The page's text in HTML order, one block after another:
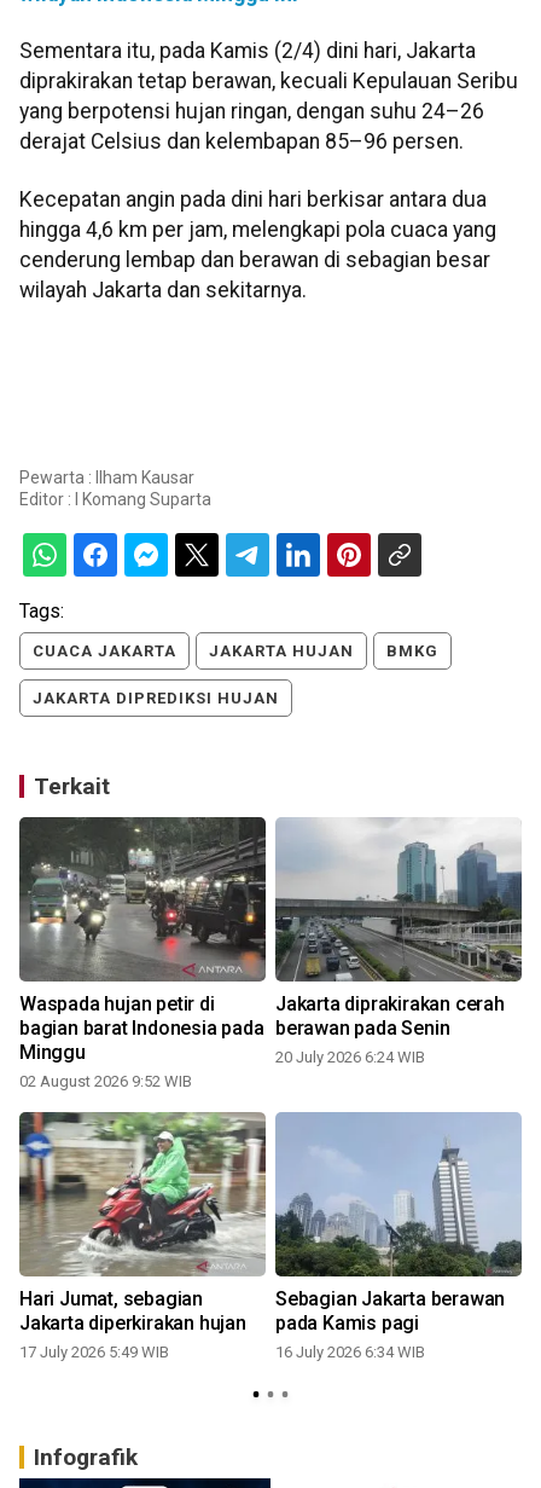
Sementara itu, pada Kamis (2/4) dini hari, Jakarta
diprakirakan tetap berawan, kecuali Kepulauan Seribu
yang berpotensi hujan ringan, dengan suhu 24–26
derajat Celsius dan kelembapan 85–96 persen.
Kecepatan angin pada dini hari berkisar antara dua
hingga 4,6 km per jam, melengkapi pola cuaca yang
cenderung lembap dan berawan di sebagian besar
wilayah Jakarta dan sekitarnya.
Pewarta : Ilham Kausar
Editor :
I Komang Suparta
Tags:
CUACA JAKARTA JAKARTA HUJAN BMKG
JAKARTA DIPREDIKSI HUJAN
Terkait
Waspada hujan petir di
bagian barat Indonesia pada
Minggu
02 August 2026 9:52 WIB
Jakarta diprakirakan cerah
berawan pada Senin
20 July 2026 6:24 WIB
Hari Jumat, sebagian
Jakarta diperkirakan hujan
17 July 2026 5:49 WIB
Sebagian Jakarta berawan
pada Kamis pagi
16 July 2026 6:34 WIB
Infografik